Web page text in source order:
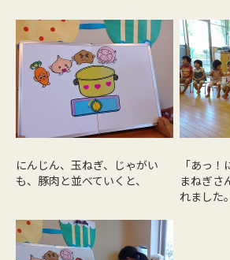
にんじん、玉ねぎ、じゃがい
も、豚肉と並べていくと、
「あっ
まねぎさ
れました。